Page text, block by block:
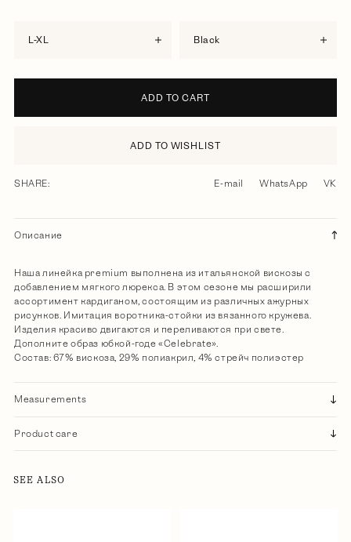
L-XL black
ADD TO CART
ADD TO WISHLIST
SHARE: E-mail WhatsApp VK
Описание
Наша линейка premium выполнена из итальянской вискозы с
добавлением мягкого люрекса. В этом сезоне мы расширили
ассортимент кардиганом, состоящим из различных ажурных
рисунков. Имитация воротника-стойки из вязанного кружева.
Изделия красиво двигаются и переливаются при свете.
Дополните образ юбкой-годе «Celebrate».
Состав: 67% вискоза, 29% полиакрил, 4% стрейч полиэстер
Measurements
Product care
SEE ALSO